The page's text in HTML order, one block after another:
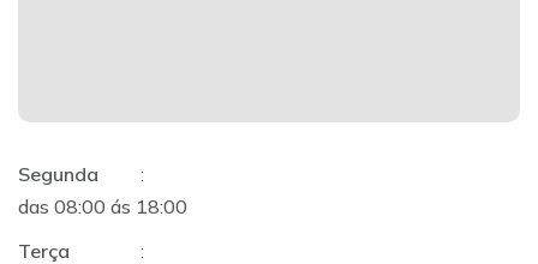
Segunda
:
das 08:00 ás 18:00
Terça
: